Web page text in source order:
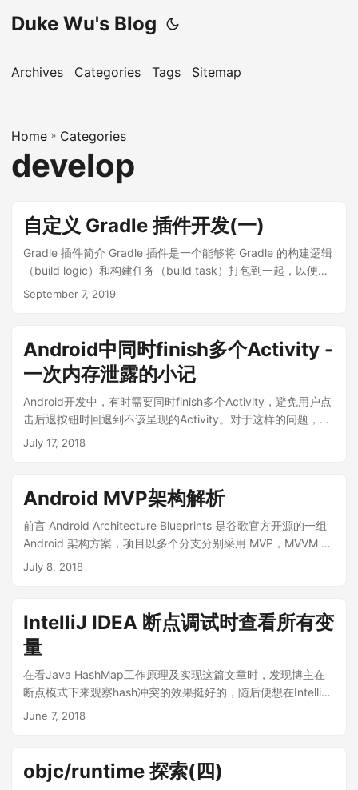
Duke Wu's Blog
Archives Categories Tags Sitemap
Home » Categories
develop
自定义 Gradle 插件开发(一)
Gradle 插件简介 Gradle 插件是一个能够将 Gradle 的构建逻辑
（build logic）和构建任务（build task）打包到一起，以便在
多个项目的构建脚本（build.gradle）中应用（apply）的工
com.android.application 就是官方提供的 Gradle 插件，通过
应用这些插件，可以丰富项目的构建任务与构建逻辑。 除官方
提供的插件外，Gradle 还允许开发者定义自己的 Gradle 插
件。开发者可以根据实际需求定义自己的构建逻辑和构建任
务，将其打包为 Gradle 插件，从而在多个项目的构建脚本中复
用。此外，还可以将自定义的 Gradle 插件发布到 plugin portal
或其他仓库中，更为方便的分享给他人使用。 Gradle 插件对编
Groovy、Java、Koltin 友好的，通常情况下，使用 Java 或
Groovy 实现的相同常见的性能更好。 开始之前 Gradle 作为一
个普通的构建工具，本身并不依赖任何可视化 GUI 工具。为简
化步骤，本文将采用命令行方式来完成自定义 Gradle 插件的演
用户目录下找到 gradle 命令，具体路径如下 Mac：/Users/当
前用户名/.gradle/wrapper/dists/gradle版本/沙盒路径/gradle
版本/bin Win：C:\Users\当前用户名\....
September 7, 2019
Android中同时finish多个Activity -
一次内存泄露的小记
Android开发中，有时需要同时finish多个Activity，避免用户点
击后退按钮时回退到不该呈现的Activity。对于这样的问题，常
见的方式是维护一个单例ActivityList，将多个Activity置入此单
17 18 19 20 21 22 23 24 25 26 27 28 29 30 31 32 33 34 35
36 37 38 39 40 41 42 43 44 45 46 47 48 49 50 51 52 53
54 55 56 57 58 59 public class ActivityUtil { private static
List<Activity> activityList; private static ActivityUtil
instance; private ActivityUtil() { } public static ActivityUtil
getInstance() { return null == instance ?...
July 17, 2018
Android MVP架构解析
前言 Android Architecture Blueprints 是谷歌官方开源的一组
Android 架构方案，项目以多个分支分别采用 MVP，MVVM 的
概念以及 dagger、rxjava、databinding、livedata 等工具
义，是一个很有价值的学习素材。 本文将通过 项目组织、架构
组织与通信、设计原则 这三个层次对项目中的todo-mvp分支
进行解析，从而达到学习的目的。 项目概览 在分析之前，我们
先通过截图来了解一下TodoApp的功能。 TodoApp 用来跳转
列表页与统计页的抽屉窗口 统计页 列表页 详情页 编辑页 知晓
了项目功能后，再来看项目的组织。 项目组织 在开始之前推荐
大家先了解一下IDEA符号表，熟悉符号表对理解项目组织有很
录。androidTestMock 虽不常见，但通过名称可推断它是一个
July 8, 2018
IntelliJ IDEA 断点调试时查看所有变
量
在看Java HashMap工作原理及实现这篇文章时，发现博主在
断点模式下来观察hash冲突的效果挺好的，随后便想在IntelliJ
IDEA中也试下。 我们先来看下HashMap.Node的代码，有4个
value; Node<K,V> next; //省略后续内容 } 如下图所示，对于
HashMap.Node类型的对象，IDEA默认只显示了key，value这
June 7, 2018
objc/runtime 探索(四)